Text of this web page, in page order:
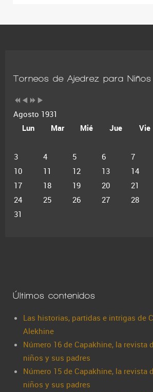
Torneos de Ajedrez para Niños
Agosto 1931
Lun
Mar Mié Jue Vie
3
4 5 6 7
10
11 12 13 14
17
18 19 20 21
24
25 26 27 28
31
Últimos contenidos
Las historias, partidas e intrigas de
Alekhine
Número 16 de Capakhine, la revista
niños y sus padres
Número 15 de Capakhine, la revista
niños y sus padres